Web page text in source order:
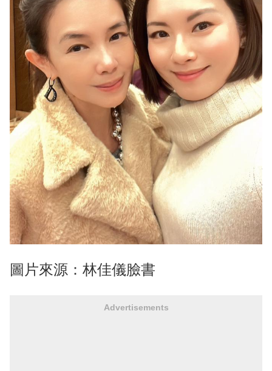
圖片來源：林佳儀臉書
Advertisements